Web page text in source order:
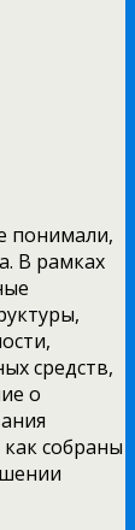
понимали,
В рамках
средств,
о
собраны